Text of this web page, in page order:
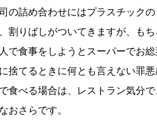
の詰め合わせにはプラスチック
割りばしがついてきますが、も
で食事をしようとスーパーでお
捨てるときに何とも言えない罪
食べる場合は、レストラン気分
おさらです。